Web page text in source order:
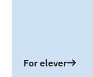
For elever